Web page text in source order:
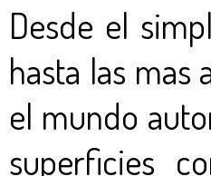
Desde el
hasta las mas
el mundo
superficies